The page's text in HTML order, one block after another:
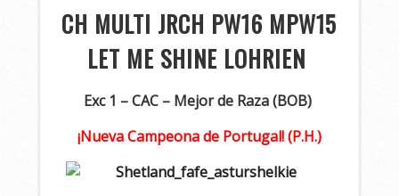
CH MULTI JRCH PW16 MPW15
LET ME SHINE LOHRIEN
Exc 1 – CAC – Mejor de Raza (BOB)
¡Nueva Campeona de Portugal! (P.H.)